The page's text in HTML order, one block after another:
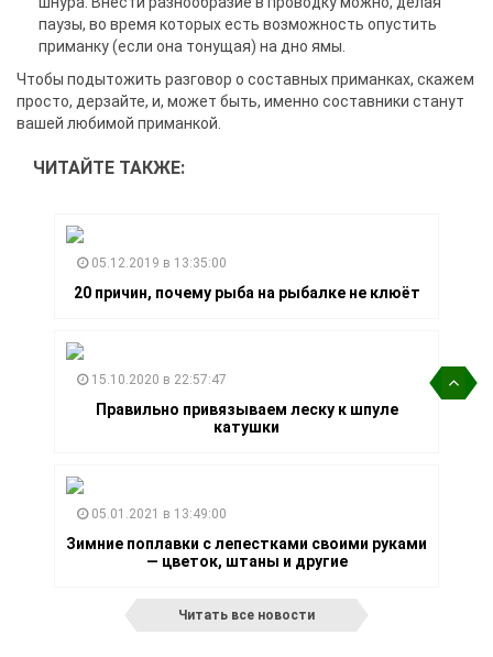
паузы, во время которых есть возможность опустить
приманку (если она тонущая) на дно ямы.
Чтобы подытожить разговор о составных приманках, скажем
просто, дерзайте, и, может быть, именно составники станут
вашей любимой приманкой.
ЧИТАЙТЕ ТАКЖЕ:
05.12.2019 в 13:35:00
20 причин, почему рыба на рыбалке не клюёт
15.10.2020 в 22:57:47
Правильно привязываем леску к шпуле
катушки
05.01.2021 в 13:49:00
Зимние поплавки с лепестками своими руками
— цветок, штаны и другие
Читать все новости